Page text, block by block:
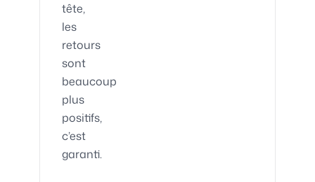
tête,
les
retours
sont
beaucoup
plus
positifs,
c’est
garanti.